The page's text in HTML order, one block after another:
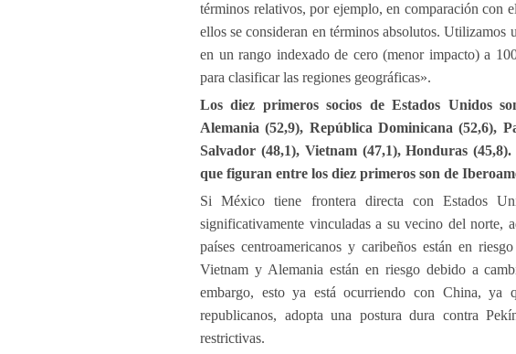
términos relativos, por ejemplo, en comparación con
ellos se consideran en términos absolutos. Utilizamos
en un rango indexado de cero (menor impacto) a
para clasificar las regiones geográficas».
Los diez primeros socios de Estados Unidos
Alemania (52,9), República Dominicana (52,6),
Salvador (48,1), Vietnam (47,1), Honduras
que figuran entre los diez primeros son de
Si México tiene frontera directa con Estados
significativamente vinculadas a su vecino del norte,
países centroamericanos y caribeños están en
Vietnam y Alemania están en riesgo debido a
embargo, esto ya está ocurriendo con China,
republicanos, adopta una postura dura contra
restrictivas.